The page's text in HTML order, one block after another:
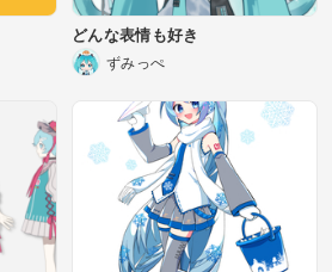
どんな表情も好き
ずみっぺ